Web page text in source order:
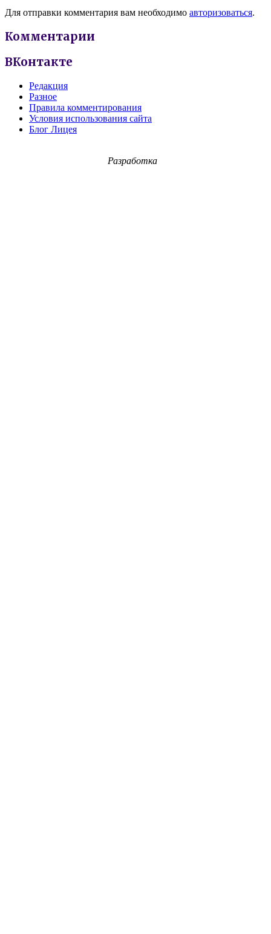
Для отправки комментария вам необходимо авторизоваться.
Комментарии
ВКонтакте
Редакция
Разное
Правила комментирования
Условия использования сайта
Блог Лицея
Разработка